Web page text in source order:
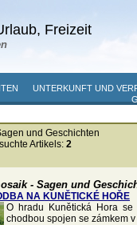
Freizeit
UNTERKUNFT UND
und Geschichten
Artikels: 2
- Sagen und
NA KUNĚTICKÉ HOŘE
O hradu Kunětická Hora
chodbou spojen se zámkem